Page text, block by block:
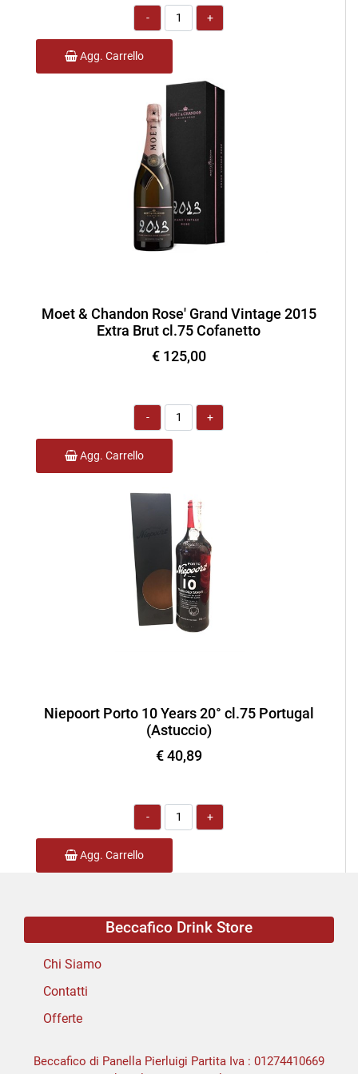
Quantità
Agg. Carrello
Moet & Chandon Rose' Grand Vintage 2015
Extra Brut cl.75 Cofanetto
€ 125,00
Quantità
Agg. Carrello
Niepoort Porto 10 Years 20° cl.75 Portugal
(Astuccio)
€ 40,89
Quantità
Agg. Carrello
Beccafico Drink Store
Chi Siamo
Contatti
Offerte
Beccafico di Panella Pierluigi Partita Iva : 01274410669